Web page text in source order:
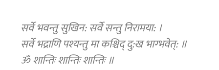
सर्वे भवन्तु सुखिन: सर्वे सन्तु निरामया: ।
सर्वे भद्राणि पश्यन्तु मा कश्चिद् दु:ख भाग्भवेत्: ॥
ॐ शान्तिः शान्तिः शान्तिः ॥